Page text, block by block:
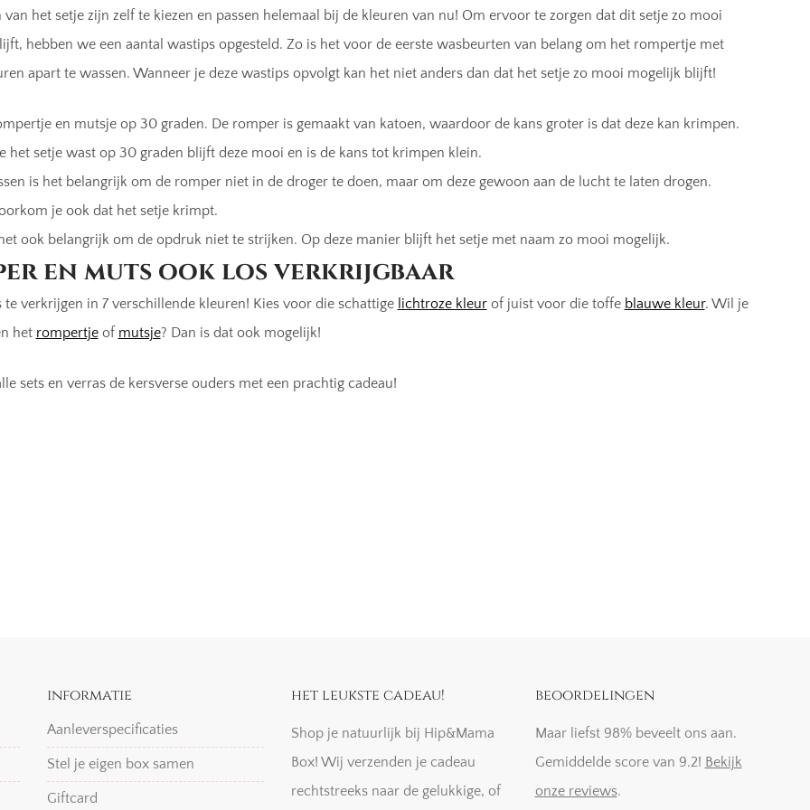
van het setje zijn zelf te kiezen en passen helemaal bij de kleuren van nu! Om ervoor te zorgen dat dit setje zo mooi
hebben we een aantal wastips opgesteld. Zo is het voor de eerste wasbeurten van belang om het rompertje met
apart te wassen. Wanneer je deze wastips opvolgt kan het niet anders dan dat het setje zo mooi mogelijk blijft!
en mutsje op 30 graden. De romper is gemaakt van katoen, waardoor de kans groter is dat deze kan krimpen.
het setje wast op 30 graden blijft deze mooi en is de kans tot krimpen klein.
is het belangrijk om de romper niet in de droger te doen, maar om deze gewoon aan de lucht te laten drogen.
je ook dat het setje krimpt.
ook belangrijk om de opdruk niet te strijken. Op deze manier blijft het setje met naam zo mooi mogelijk.
en muts ook los verkrijgbaar
te verkrijgen in 7 verschillende kleuren! Kies voor die schattige lichtroze kleurof juist voor die toffe blauwe kleur. Wil je
het rompertjeof mutsje? Dan is dat ook mogelijk!
sets en verras de kersverse ouders met een prachtig cadeau!
informatie
Aanleverspecificaties
Stel je eigen box samen
Giftcard
het leukste cadeau!
Shop je natuurlijk bij Hip&Mama
Box! Wij verzenden je cadeau
rechtstreeks naar de gelukkige, of
beoordelingen
Maar liefst 98% beveelt ons aan.
Gemiddelde score van 9.2! Bekijk
onze reviews.